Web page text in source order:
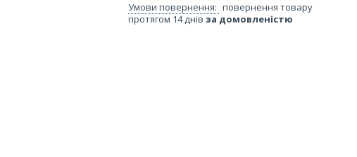
повернення товару
протягом 14 днів за домовленістю